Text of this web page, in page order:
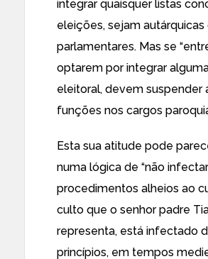
integrar quaisquer listas
eleições, sejam autárquicas
parlamentares. Mas se
optarem por integrar
eleitoral, devem suspender
funções nos cargos
Esta sua atitude pode
numa lógica de “não
procedimentos alheios ao
culto que o senhor padre
representa, está infectado
princípios, em tempos